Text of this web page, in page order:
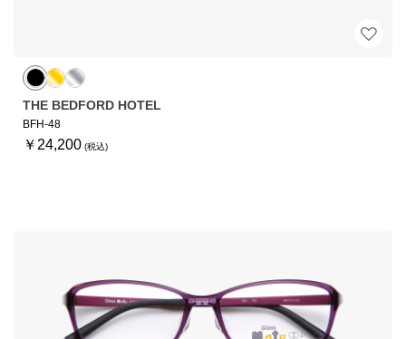
THE BEDFORD HOTEL
BFH-48
￥24,200